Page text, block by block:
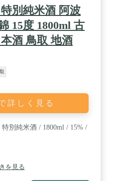
別純米酒 阿波
15度 1800ml 古
酒 鳥取 地酒
詳しく見る
別純米酒 / 1800ml / 15% /
を見る